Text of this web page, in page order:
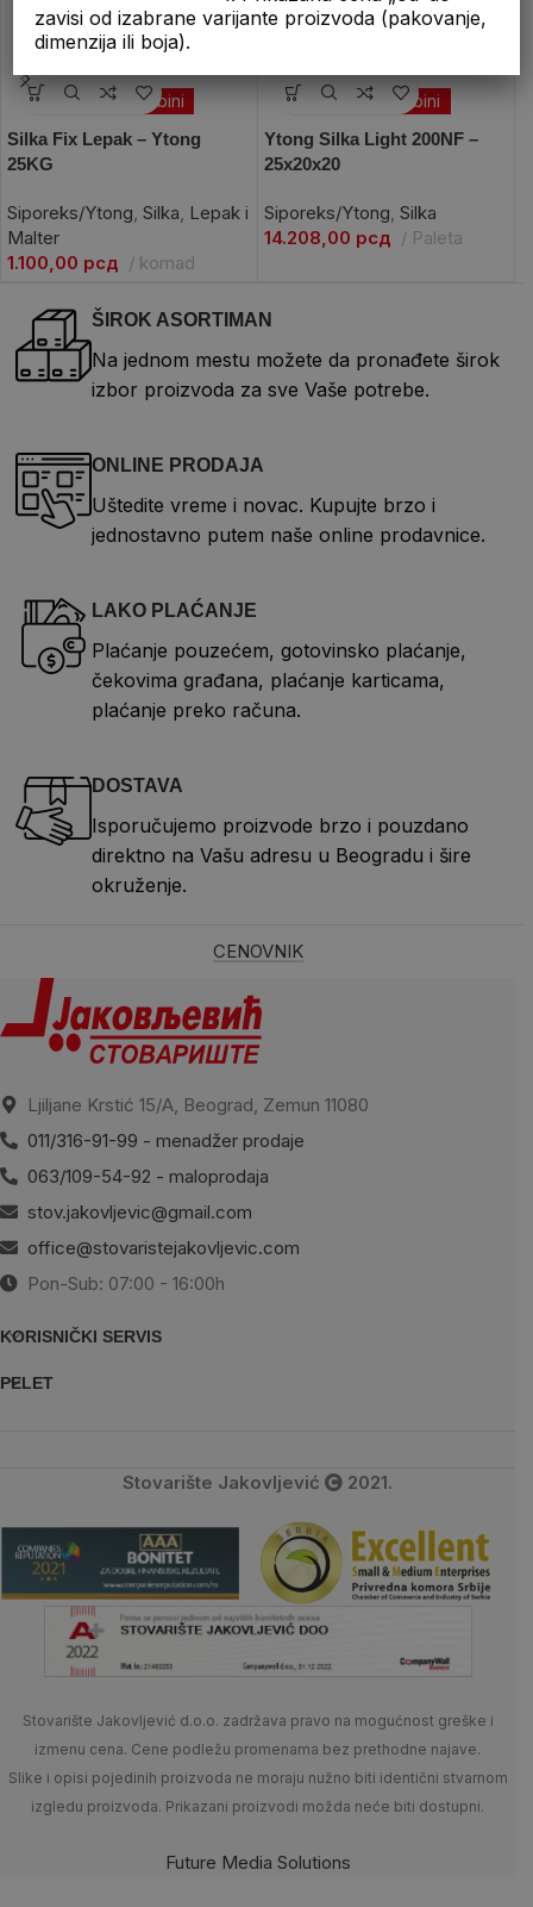
Po porudžbini
Silka Fix Lepak – Ytong
25KG
Siporeks/Ytong, Silka, Lepak i
Malter
1.100,00 рсд komad
Po porudžbini
Ytong Silka Light 200NF –
25x20x20
Siporeks/Ytong, Silka
14.208,00 рсд Paleta
ŠIROK ASORTIMAN
Na jednom mestu možete da pronađete širok
izbor proizvoda za sve Vaše potrebe.
ONLINE PRODAJA
Uštedite vreme i novac. Kupujte brzo i
jednostavno putem naše online prodavnice.
LAKO PLAĆANJE
Plaćanje pouzećem, gotovinsko plaćanje,
čekovima građana, plaćanje karticama,
plaćanje preko računa.
DOSTAVA
Isporučujemo proizvode brzo i pouzdano
direktno na Vašu adresu u Beogradu i šire
okruženje.
CENOVNIK
Ljiljane Krstić 15/A, Beograd, Zemun 11080
011/316-91-99 - menadžer prodaje
063/109-54-92 - maloprodaja
stov.jakovljevic@gmail.com
office@stovaristejakovljevic.com
Pon-Sub: 07:00 - 16:00h
KORISNIČKI SERVIS
PELET
Stovarište Jakovljević 2021.
Stovarište Jakovljević d.o.o. zadržava pravo na mogućnost greške i
izmenu cena. Cene podležu promenama bez prethodne najave.
Slike i opisi pojedinih proizvoda ne moraju nužno biti identični stvarnom
izgledu proizvoda. Prikazani proizvodi možda neće biti dostupni.
Future Media Solutions
zavisi od izabrane varijante proizvoda (pakovanje,
dimenzija ili boja).